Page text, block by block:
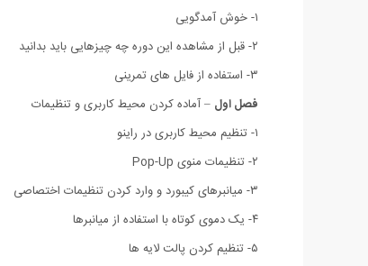
۱- خوش آمدگویی
۲- قبل از مشاهده این دوره چه چیزهایی باید بدانید
۳- استفاده از فایل های تمرینی
فصل اول – آماده کردن محیط کاربری و تنظیمات
۱- تنظیم محیط کاربری در راینو
۲- تنظیمات منوی Pop-Up
۳- میانبرهای کیبورد و وارد کردن تنظیمات اختصاصی
۴- یک دموی کوتاه با استفاده از میانبرها
۵- تنظیم کردن پالت لایه ها